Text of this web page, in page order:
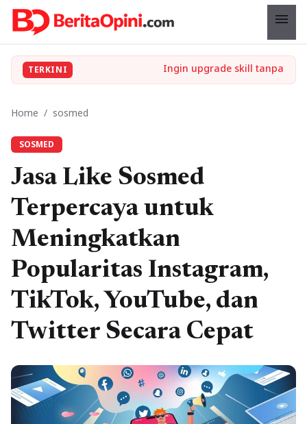
menu
TERKINI
Home / sosmed
SOSMED
Jasa Like Sosmed
Terpercaya untuk
Meningkatkan
Popularitas Instagram,
TikTok, YouTube, dan
Twitter Secara Cepat